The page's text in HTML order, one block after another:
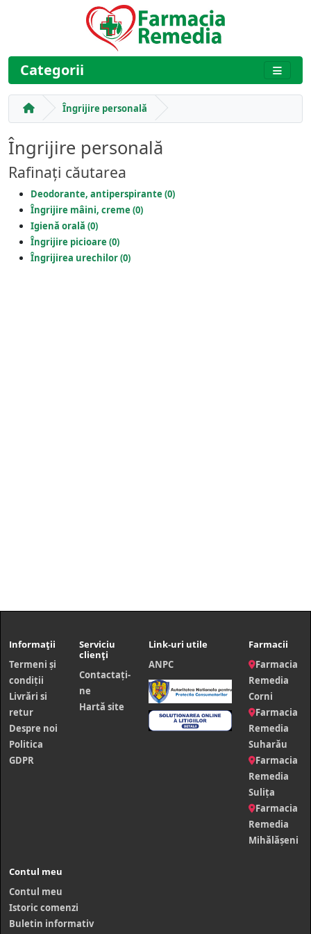
Categorii
Îngrijire personală
Îngrijire personală
Rafinați căutarea
Deodorante, antiperspirante (0)
Îngrijire mâini, creme (0)
Igienă orală (0)
Îngrijire picioare (0)
Îngrijirea urechilor (0)
Informații
Termeni și
condiții
Livrări si
retur
Despre noi
Politica
GDPR
Serviciu
clienți
Contactaţi-
ne
Hartă site
Link-uri utile
ANPC
Farmacii
Farmacia
Remedia
Corni
Farmacia
Remedia
Suharău
Farmacia
Remedia
Sulița
Farmacia
Remedia
Mihălășeni
Contul meu
Contul meu
Istoric comenzi
Buletin informativ